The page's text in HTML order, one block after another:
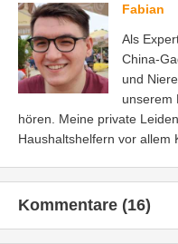
Fabian
Als
China-
und
unserem
hören. Meine private
Haushaltshelfern vor allem
Kommentare (16)